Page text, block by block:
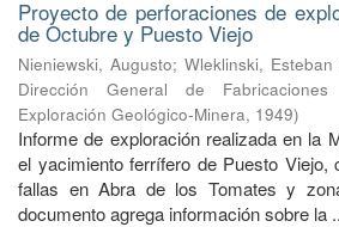
Proyecto de perforaciones de
de Octubre y Puesto Viejo
Nieniewski, Augusto; Wleklinski, Esteban
Dirección General de
Exploración Geológico-Minera, 1949)
Informe de exploración realizada en la
el yacimiento ferrífero de Puesto Viejo,
fallas en Abra de los Tomates y
documento agrega información sobre la